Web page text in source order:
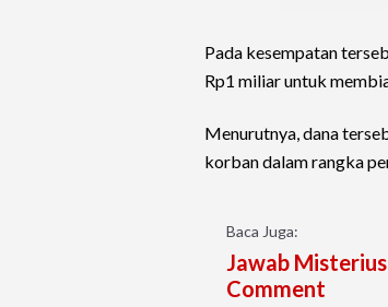
Pada kesempatan
Rp1 miliar untuk
Menurutnya, dana
korban dalam rangka
Baca Juga:
Jawab
Comment